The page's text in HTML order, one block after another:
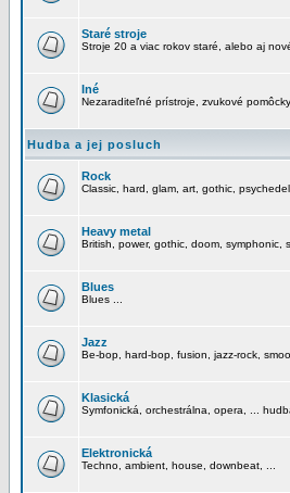
Staré stroje
Stroje 20 a viac rokov staré, alebo aj
Iné
Nezaraditeľné prístroje, zvukové
Hudba a jej posluch
Rock
Classic, hard, glam, art, gothic,
Heavy metal
British, power, gothic, doom, symphonic,
Blues
Blues ...
Jazz
Be-bop, hard-bop, fusion, jazz-rock,
Klasická
Symfonická, orchestrálna, opera, ...
Elektronická
Techno, ambient, house, downbeat, ...